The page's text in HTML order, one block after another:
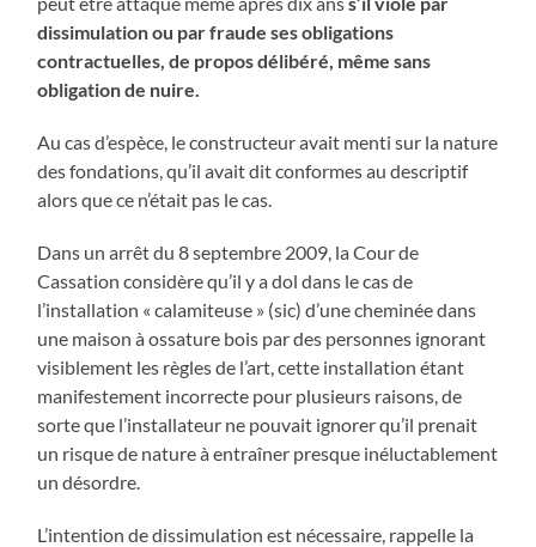
dissimulation ou par fraude ses obligations
contractuelles, de propos délibéré, même sans
obligation de nuire.
Au cas d’espèce, le constructeur avait menti sur la nature
des fondations, qu’il avait dit conformes au descriptif
alors que ce n’était pas le cas.
Dans un arrêt du 8 septembre 2009, la Cour de
Cassation considère qu’il y a dol dans le cas de
l’installation « calamiteuse » (sic) d’une cheminée dans
une maison à ossature bois par des personnes ignorant
visiblement les règles de l’art, cette installation étant
manifestement incorrecte pour plusieurs raisons, de
sorte que l’installateur ne pouvait ignorer qu’il prenait
un risque de nature à entraîner presque inéluctablement
un désordre.
L’intention de dissimulation est nécessaire, rappelle la